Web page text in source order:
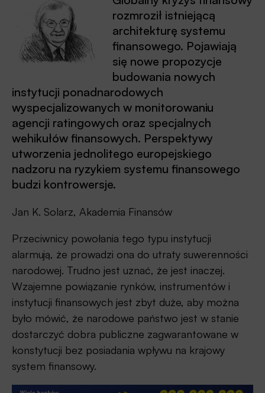
rozmroził istniejącą
architekturę systemu
finansowego. Pojawiają
się nowe propozycje
budowania nowych
instytucji ponadnarodowych
wyspecjalizowanych w monitorowaniu
agencji ratingowych oraz specjalnych
wehikułów finansowych. Perspektywy
utworzenia jednolitego europejskiego
nadzoru na ryzykiem systemu finansowego
budzi kontrowersje.
Jan K. Solarz, Akademia Finansów
Przeciwnicy powołania tego typu instytucji
alarmują, że prowadzi ona do utraty suwerenności
narodowej. Trudno jest uznać, że jest inaczej.
Wzajemne powiązanie rynków, instrumentów i
instytucji finansowych jest zbyt duże, aby można
było mówić, że narodowe państwo jest w stanie
dostarczyć dobra publiczne zagwarantowane w
konstytucji bez posiadania wpływu na krajowy
system finansowy.